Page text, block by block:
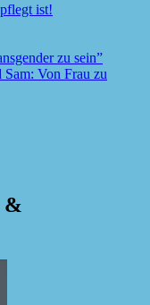
ist!
zu sein”
Von Frau zu
&